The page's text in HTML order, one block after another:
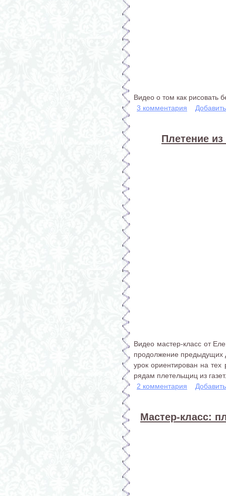
Видео о том как рисовать
3 комментария
Плетение из
Видео мастер-класс от
продолжение предыдущих
урок ориентирован на
рядам плетельщиц из газет.
2 комментария
Мастер-класс: